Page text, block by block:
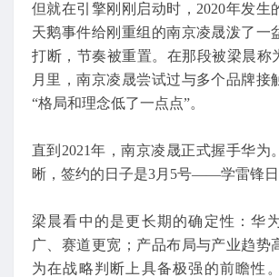
但就在引擎刚刚启动时，2020年发生
天鹅事件给刚重组的南京凌晟泼了一
打断，节奏被重置。在那段被梁晨称
月里，南京凌晟尝试过与多个品牌接
“格局和理念低了一点点”。
直到2021年，南京凌晟正式握手华为
晰，签约的日子是3月5号——学雷锋日
梁晨看中的是更长期的确定性：华
广、赛道更宽；产品布局与产业趋势
为在战略判断上具备极强的前瞻性